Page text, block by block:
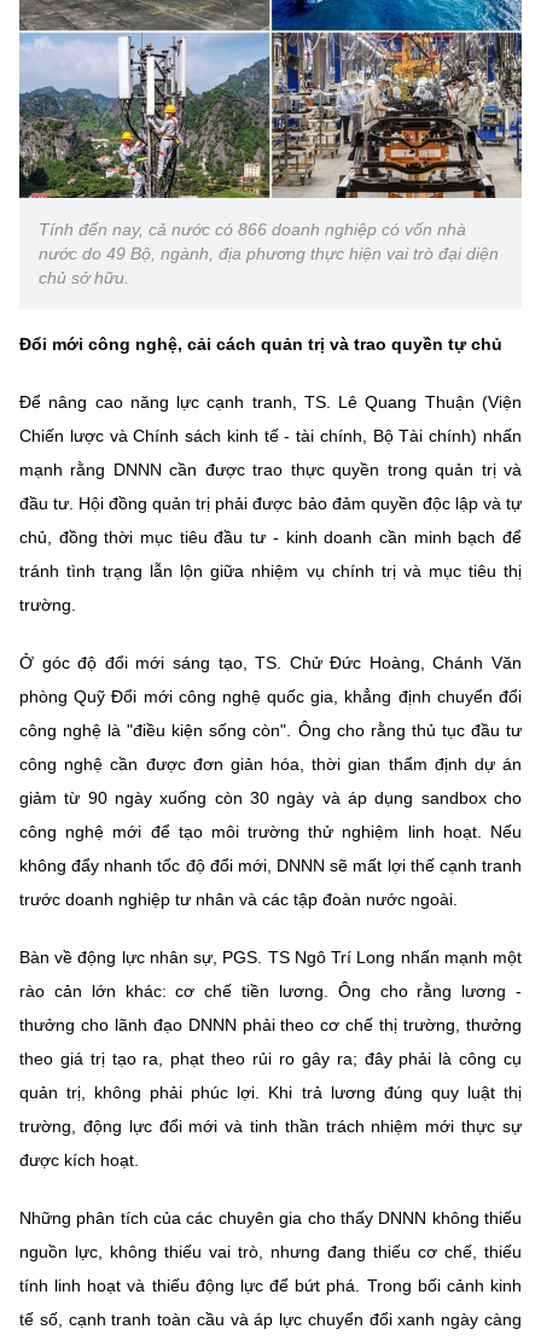
Tính đến nay, cả nước có 866 doanh nghiệp có vốn nhà
nước do 49 Bộ, ngành, địa phương thực hiện vai trò đại diện
chủ sở hữu.
Đổi mới công nghệ, cải cách quản trị và trao quyền tự chủ
Để nâng cao năng lực cạnh tranh, TS. Lê Quang Thuận (Viện
Chiến lược và Chính sách kinh tế - tài chính, Bộ Tài chính) nhấn
mạnh rằng DNNN cần được trao thực quyền trong quản trị và
đầu tư. Hội đồng quản trị phải được bảo đảm quyền độc lập và tự
chủ, đồng thời mục tiêu đầu tư - kinh doanh cần minh bạch để
tránh tình trạng lẫn lộn giữa nhiệm vụ chính trị và mục tiêu thị
trường.
Ở góc độ đổi mới sáng tạo, TS. Chử Đức Hoàng, Chánh Văn
phòng Quỹ Đổi mới công nghệ quốc gia, khẳng định chuyển đổi
công nghệ là "điều kiện sống còn". Ông cho rằng thủ tục đầu tư
công nghệ cần được đơn giản hóa, thời gian thẩm định dự án
giảm từ 90 ngày xuống còn 30 ngày và áp dụng sandbox cho
công nghệ mới để tạo môi trường thử nghiệm linh hoạt. Nếu
không đẩy nhanh tốc độ đổi mới, DNNN sẽ mất lợi thế cạnh tranh
trước doanh nghiệp tư nhân và các tập đoàn nước ngoài.
Bàn về động lực nhân sự, PGS. TS Ngô Trí Long nhấn mạnh một
rào cản lớn khác: cơ chế tiền lương. Ông cho rằng lương -
thưởng cho lãnh đạo DNNN phải theo cơ chế thị trường, thưởng
theo giá trị tạo ra, phạt theo rủi ro gây ra; đây phải là công cụ
quản trị, không phải phúc lợi. Khi trả lương đúng quy luật thị
trường, động lực đổi mới và tinh thần trách nhiệm mới thực sự
được kích hoạt.
Những phân tích của các chuyên gia cho thấy DNNN không thiếu
nguồn lực, không thiếu vai trò, nhưng đang thiếu cơ chế, thiếu
tính linh hoạt và thiếu động lực để bứt phá. Trong bối cảnh kinh
tế số, cạnh tranh toàn cầu và áp lực chuyển đổi xanh ngày càng